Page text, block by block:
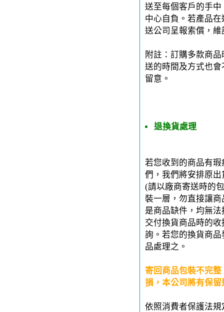
送至每個客戶的手中
中心自負。若產品
送公司呈報索償，
附註：訂購多款商
送的時間及方式也
留意。
退換貨處理
若您收到的商品有
們，我們將安排原
(請以廠商寄送時的
裝一層，勿直接讓
是商品缺件，均無
交付換貨商品時的
詢。若您的換貨商
品處理之。
寄回商品包裝不完
損，本公司將有保
依照消費者保護法